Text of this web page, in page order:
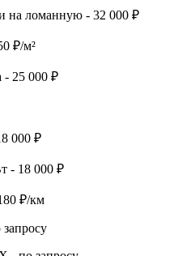
на ломанную - 32 000 ₽
₽/м²
- 25 000 ₽
000 ₽
- 18 000 ₽
₽/км